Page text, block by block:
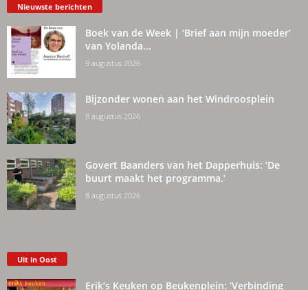
Nieuwste berichten
Boek van de Week | ‘Brief aan mijn moeder’
van Yolanda...
9 augustus 2026
Bijzonder wonen aan het Windroosplein
8 augustus 2026
Govert Baanders van het Dapperhuis: ‘De
buurt maakt het programma.’
8 augustus 2026
Uit in Oost
Erik’s Keuken op Beukenplein: ‘Verbinding